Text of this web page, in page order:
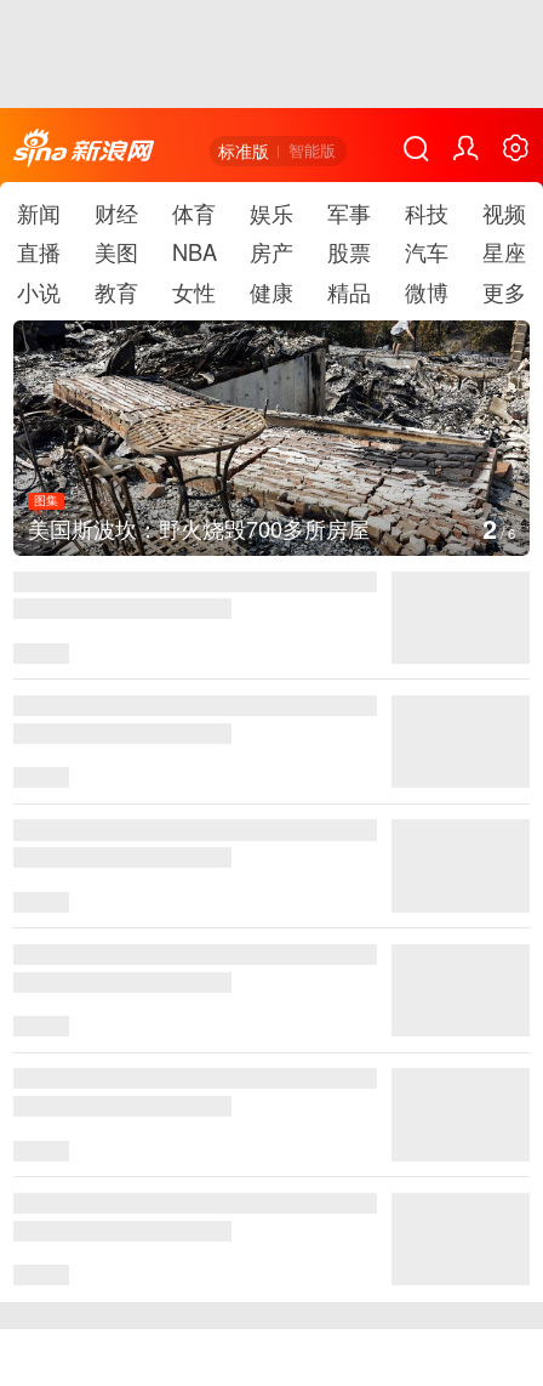
标准版 智能版
新闻 财经 体育 娱乐 军事 科技
视频
直播
美图 NBA 房产 股票 汽车
星座
小说
教育 女性 健康 精品 微博 更多
图集
美国斯波坎：野火烧毁700多所房屋 3/6